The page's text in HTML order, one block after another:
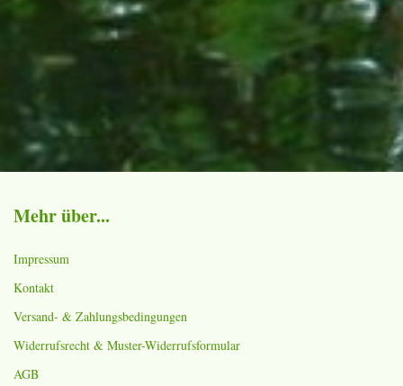
Mehr über...
Impressum
Kontakt
Versand- & Zahlungsbedingungen
Widerrufsrecht & Muster-Widerrufsformular
AGB